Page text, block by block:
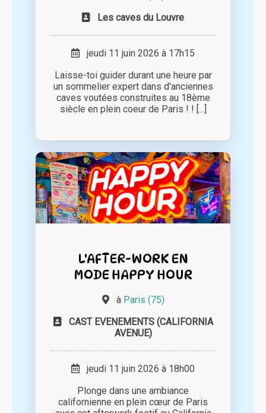
Les caves du Louvre
jeudi 11 juin 2026 à 17h15
Laisse-toi guider durant une heure par
un sommelier expert dans d'anciennes
caves voutées construites au 18ème
siècle en plein coeur de Paris ! ! [...]
L'AFTER-WORK EN
MODE HAPPY HOUR
à Paris (75)
CAST EVENEMENTS (CALIFORNIA
AVENUE)
jeudi 11 juin 2026 à 18h00
Plonge dans une ambiance
californienne en plein cœur de Paris